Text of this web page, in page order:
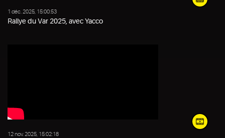
1 déc. 2025, 15:00:53
Rallye du Var 2025, avec Yacco
12 nov. 2025, 15:02:18